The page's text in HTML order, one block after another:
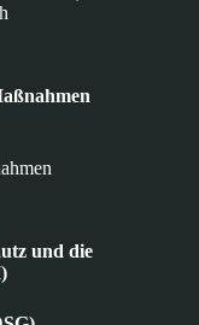
und die